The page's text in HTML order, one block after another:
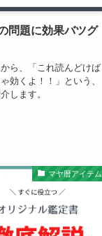
問題に効果バツグ
ら、「これ読んどけば
効くよ！！」という、
します。
マヤ暦アイテム